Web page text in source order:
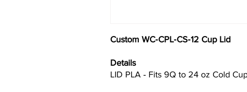
Custom WC‐CPL‐CS‐12 Cup Lid
Details
LID PLA ‐ Fits 9Q to 24 oz Cold